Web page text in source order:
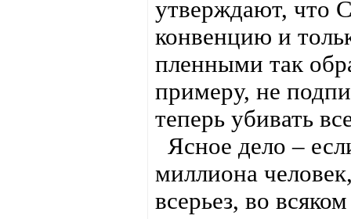
утверждают, что
конвенцию и
пленными так
примеру, не
теперь убивать
Ясное дело –
миллиона
всерьез, во